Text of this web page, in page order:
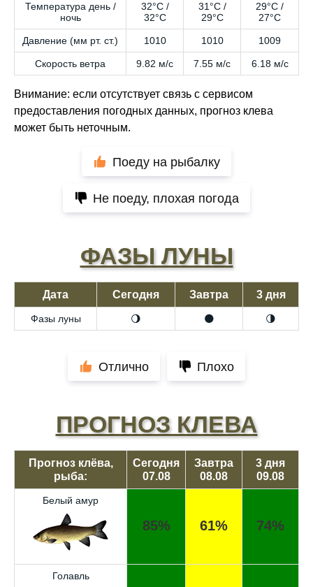
Температура день /
ночь
32°C /
32°C
31°C /
29°C
29°C /
27°C
Давление (мм рт. ст.) 1010 1010 1009
Скорость ветра 9.82 м/с 7.55 м/с 6.18 м/с
Внимание: если отсутствует связь с сервисом
предоставления погодных данных, прогноз клева
может быть неточным.
Поеду на рыбалку
Не поеду, плохая погода
ФАЗЫ ЛУНЫ
Дата Сегодня Завтра 3 дня
Фазы луны 🌖 🌑 🌗
Отлично Плохо
ПРОГНОЗ КЛЕВА
Прогноз клёва,
рыба:
Сегодня
07.08
Завтра
08.08
3 дня
09.08
Белый амур
85% 61% 74%
Голавль